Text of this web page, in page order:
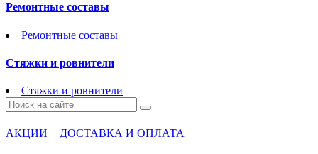
Ремонтные составы
Ремонтные составы
Стяжки и ровнители
Стяжки и ровнители
АКЦИИ ДОСТАВКА И ОПЛАТА